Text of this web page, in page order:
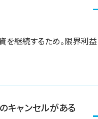
を継続するため。限界利益
キャンセルがある